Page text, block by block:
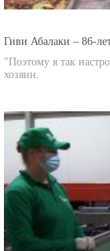
Гиви Абалаки – 86-
"Поэтому я так
хозяин.